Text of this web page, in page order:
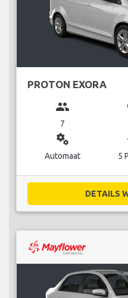
PROTON EXORA
group
7
miscellaneous_services
Automaat 5
DETAILS